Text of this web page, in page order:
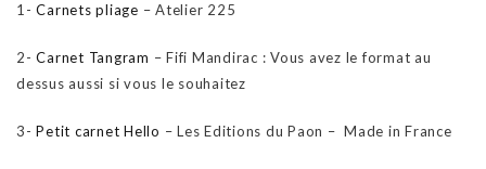
1-Carnets pliage – Atelier 225
2-Carnet Tangram – Fifi Mandirac : Vous avez le format au
dessus aussi si vous le souhaitez
3-Petit carnet Hello – Les Editions du Paon – Made in France